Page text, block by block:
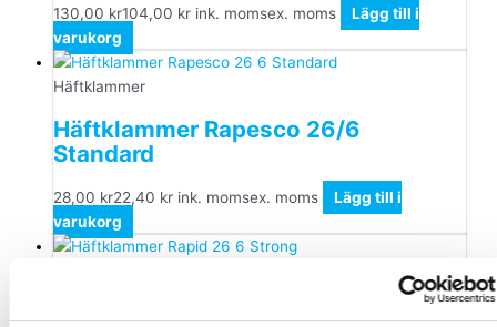
130,00 kr104,00 kr ink. momsex. moms
Lägg till i
varukorg
Häftklammer
Häftklammer Rapesco 26/6
Standard
28,00 kr22,40 kr ink. momsex. moms
Lägg till i
varukorg
Häftklammer Rapid 26/6 Strong